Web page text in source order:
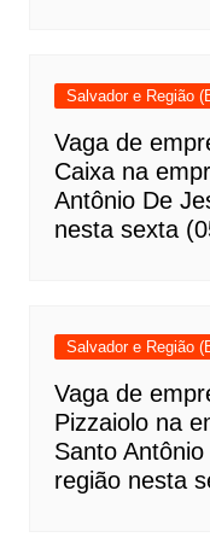
Salvador e Região
Vaga de
Caixa na
Antônio De
nesta sexta
Salvador e Região
Vaga de
Pizzaiolo na
Santo
região nesta